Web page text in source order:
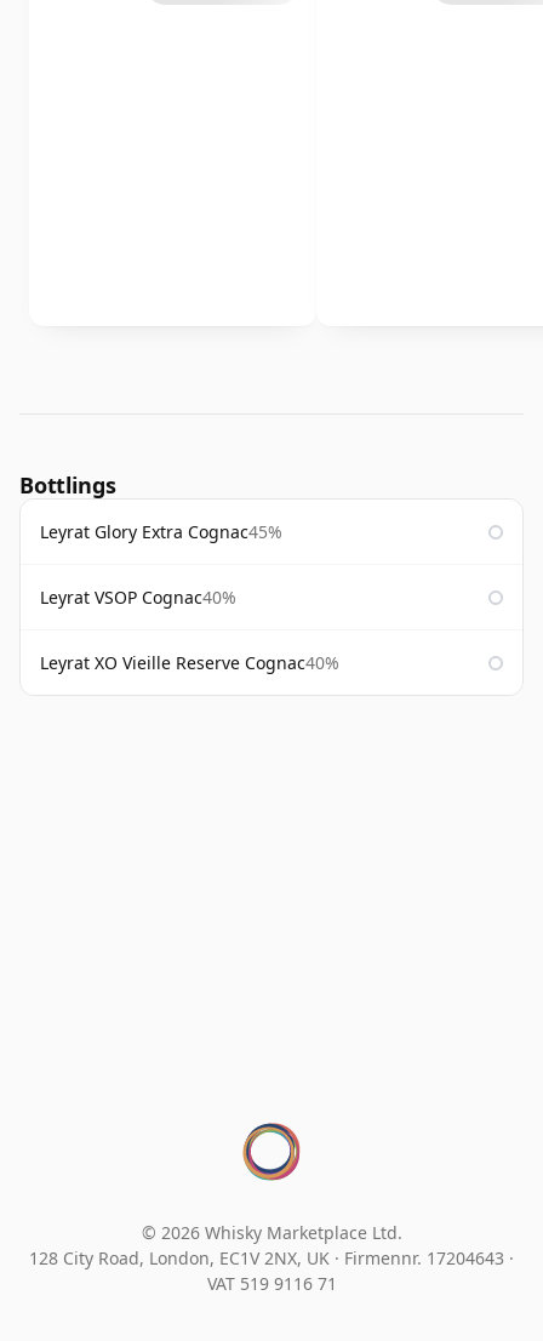
Bottlings
Leyrat Glory Extra Cognac45%
Leyrat VSOP Cognac40%
Leyrat XO Vieille Reserve Cognac40%
© 2026 Whisky Marketplace Ltd.
128 City Road, London, EC1V 2NX, UK · Firmennr. 17204643 ·
VAT 519 9116 71